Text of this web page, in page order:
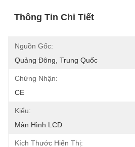
Thông Tin Chi Tiết
Nguồn Gốc:
Quảng Đông, Trung Quốc
Chứng Nhận:
CE
Kiểu:
Màn Hình LCD
Kích Thước Hiển Thị: